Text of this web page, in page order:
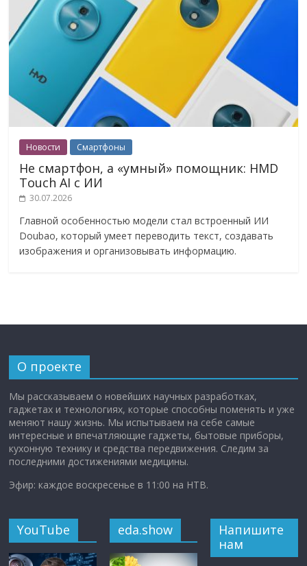
Новости Смартфоны
Не смартфон, а «умный» помощник: HMD
Touch AI с ИИ
30.07.2026
Главной особенностью модели стал встроенный ИИ
Doubao, который умеет переводить текст, создавать
изображения и организовывать информацию.
О проекте
Мы рассказываем о новейших научных разработках,
гаджетах и технологиях, которые способны поменять и уже
меняют нашу жизнь. Мы испытываем на себе самые
интересные и впечатляющие гаджеты, бытовые приборы,
кухонную технику и средства передвижения. Следим за
последними достижениями медицины.
Эфир: каждое воскресенье в 11:00 на НТВ.
YouTube eda.show
Напишите
нам